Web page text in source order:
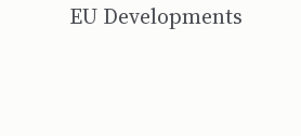
EU Developments